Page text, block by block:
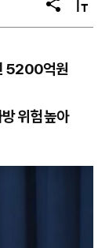
공
유
텍
스
5200억원
위험 높아